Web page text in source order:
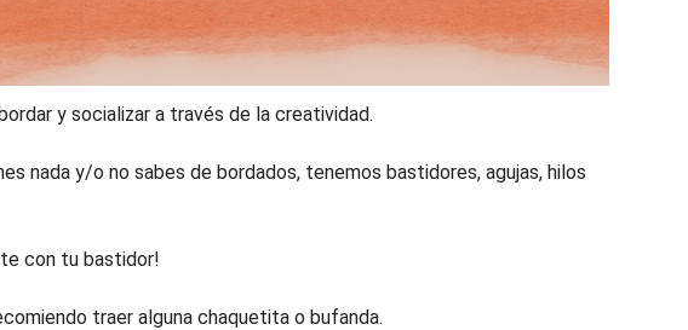
y socializar a través de la creatividad.
nada y/o no sabes de bordados, tenemos bastidores, agujas, hilos
con tu bastidor!
traer alguna chaquetita o bufanda.